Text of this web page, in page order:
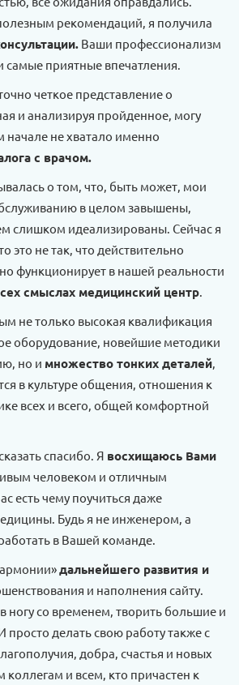
рекомендаций, я получила
Ваши профессионализм
самые приятные впечатления.
четкое представление о
и анализируя пройденное, могу
начале не хватало именно
с врачом.
о том, что, быть может, мои
в целом завышены,
слишком идеализированы. Сейчас я
это не так, что действительно
функционирует в нашей реальности
смыслах медицинский центр.
не только высокая квалификация
оборудование, новейшие методики
но и множество тонких деталей,
в культуре общения, отношения к
всех и всего, общей комфортной
спасибо. Я восхищаюсь Вами
человеком и отличным
есть чему поучиться даже
Будь я не инженером, а
в Вашей команде.
дальнейшего развития и
и наполнения сайту.
ногу со временем, творить большие и
просто делать свою работу также с
добра, счастья и новых
и всем, кто причастен к